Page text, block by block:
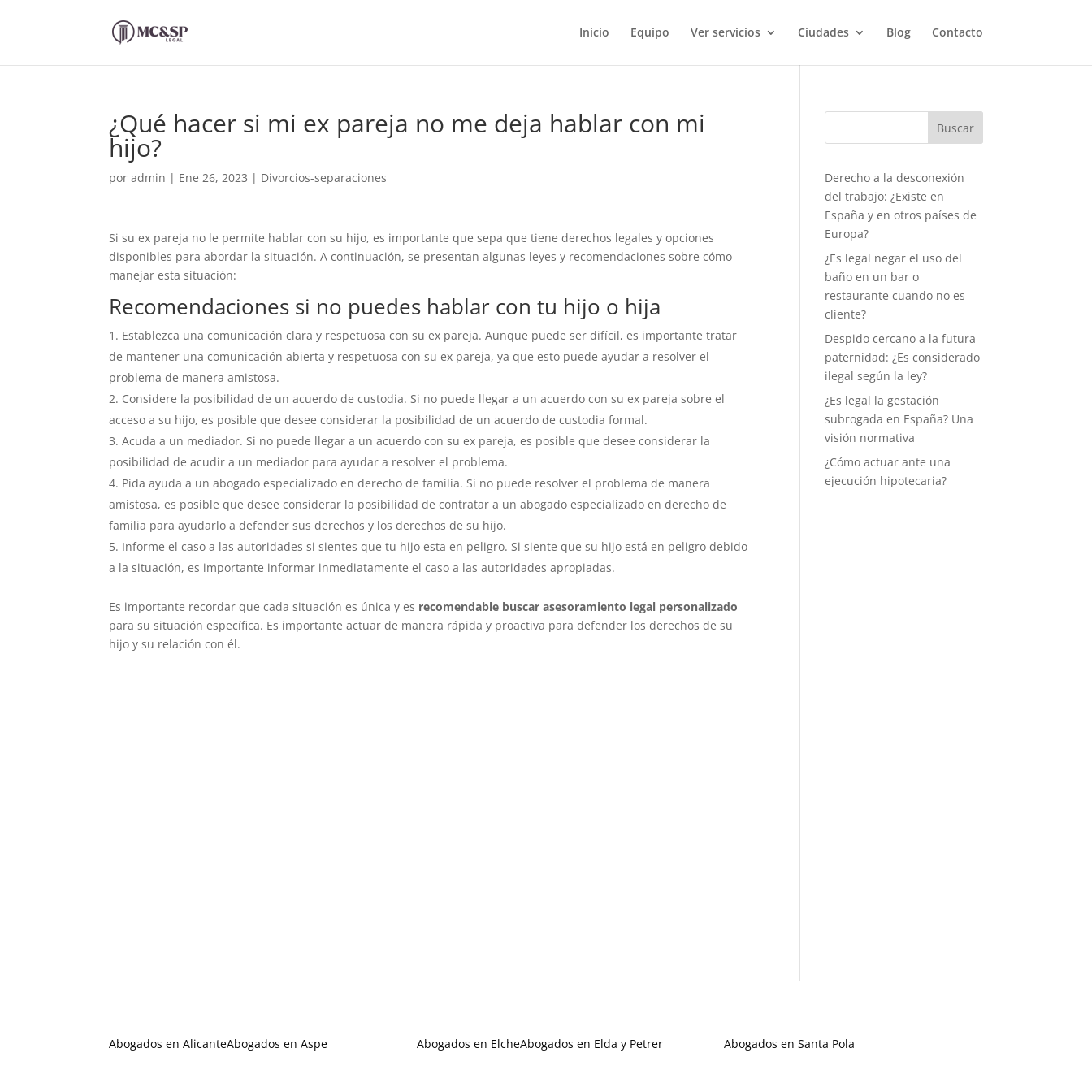
Inicio Equipo Ver servicios Ciudades Blog Contacto
¿Qué hacer si mi ex pareja no me deja hablar con mi
hijo?
poradmin | Ene 26, 2023 | Divorcios-separaciones
Si su ex pareja no le permite hablar con su hijo, es importante que sepa que tiene derechos legales y opciones
disponibles para abordar la situación. A continuación, se presentan algunas leyes y recomendaciones sobre cómo
manejar esta situación:
Recomendaciones si no puedes hablar con tu hijo o hija
Establezca una comunicación clara y respetuosa con su ex pareja. Aunque puede ser difícil, es importante tratar
de mantener una comunicación abierta y respetuosa con su ex pareja, ya que esto puede ayudar a resolver el
problema de manera amistosa.
Considere la posibilidad de un acuerdo de custodia. Si no puede llegar a un acuerdo con su ex pareja sobre el
acceso a su hijo, es posible que desee considerar la posibilidad de un acuerdo de custodia formal.
Acuda a un mediador. Si no puede llegar a un acuerdo con su ex pareja, es posible que desee considerar la
posibilidad de acudir a un mediador para ayudar a resolver el problema.
Pida ayuda a un abogado especializado en derecho de familia. Si no puede resolver el problema de manera
amistosa, es posible que desee considerar la posibilidad de contratar a un abogado especializado en derecho de
familia para ayudarlo a defender sus derechos y los derechos de su hijo.
Informe el caso a las autoridades si sientes que tu hijo esta en peligro. Si siente que su hijo está en peligro debido
a la situación, es importante informar inmediatamente el caso a las autoridades apropiadas.
Es importante recordar que cada situación es única y es recomendable buscar asesoramiento legal personalizado
para su situación específica. Es importante actuar de manera rápida y proactiva para defender los derechos de su
hijo y su relación con él.
Derecho a la desconexión
del trabajo: ¿Existe en
España y en otros países de
Europa?
¿Es legal negar el uso del
baño en un bar o
restaurante cuando no es
cliente?
Despido cercano a la futura
paternidad: ¿Es considerado
ilegal según la ley?
¿Es legal la gestación
subrogada en España? Una
visión normativa
¿Cómo actuar ante una
ejecución hipotecaria?
Abogados en AlicanteAbogados en Aspe Abogados en ElcheAbogados en Elda y Petrer Abogados en Santa Pola